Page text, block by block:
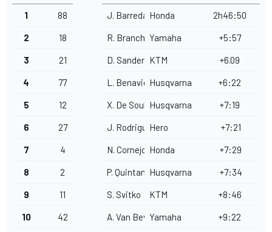
1 88 J. Barreda Honda 2h46:50
2 18 R. Branch Yamaha +5:57
3 21 D. Sanders KTM +6.09
4 77 L. BenavidesHusqvarna +6:22
5 12 X. De SoultraitHusqvarna +7:19
6 27 J. RodriguesHero +7:21
7 4 N. Cornejo Honda +7:29
8 2 P. QuintanillaHusqvarna +7:34
9 11 S. Svitko KTM +8:46
10 42 A. Van BeverenYamaha +9:22